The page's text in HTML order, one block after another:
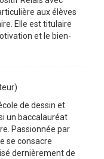
aux élèves
Elle est titulaire
et le bien-
de dessin et
un baccalauréat
Passionnée par
se consacre
dernièrement de